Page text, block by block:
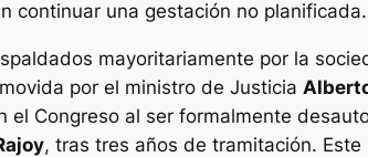
continuar una gestación no planificada.
mayoritariamente por la
por el ministro de Justicia
Congreso al ser formalmente
, tras tres años de tramitación.